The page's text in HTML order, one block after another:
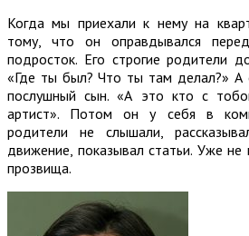
Когда мы приехали к нему на
тому, что он оправдывался
подросток. Его строгие родители
«Где ты был? Что ты там делал?» А
послушный сын. «А это кто с
артист». Потом он у себя в
родители не слышали,
движение, показывал статьи. Уже
прозвища.